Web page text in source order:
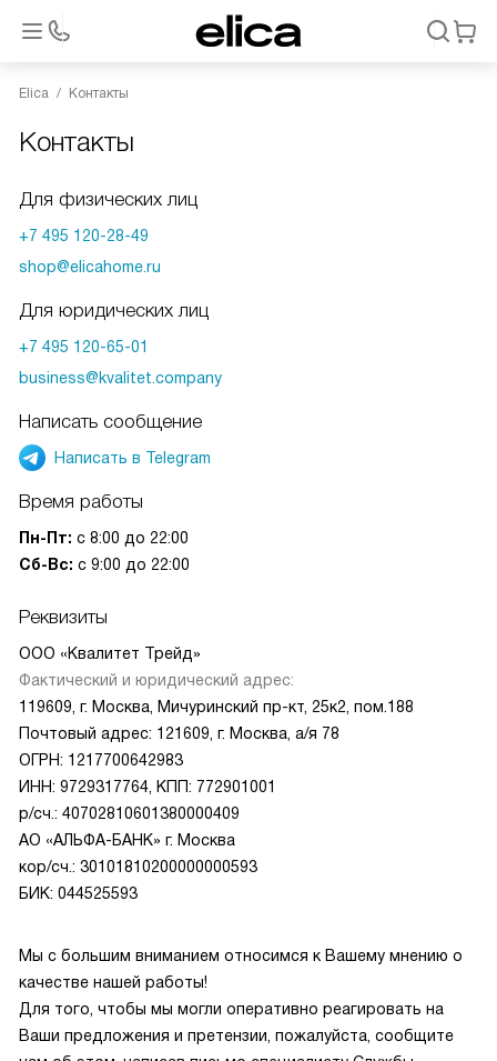
Elica Контакты
Контакты
Для физических лиц
+7 495 120-28-49
shop@elicahome.ru
Для юридических лиц
+7 495 120-65-01
business@kvalitet.company
Написать сообщение
Написать в Telegram
Время работы
Пн-Пт: с 8:00 до 22:00
Сб-Вс: с 9:00 до 22:00
Реквизиты
ООО «Квалитет Трейд»
Фактический и юридический адрес:
119609, г. Москва, Мичуринский пр-кт, 25к2, пом.188
Почтовый адрес: 121609, г. Москва, а/я 78
ОГРН: 1217700642983
ИНН: 9729317764, КПП: 772901001
р/сч.: 40702810601380000409
АО «АЛЬФА-БАНК» г. Москва
кор/сч.: 30101810200000000593
БИК: 044525593
Мы с большим вниманием относимся к Вашему мнению о
качестве нашей работы!
Для того, чтобы мы могли оперативно реагировать на
Ваши предложения и претензии, пожалуйста, сообщите